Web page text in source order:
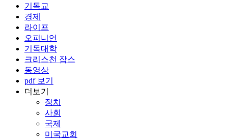
기독교
경제
라이프
오피니언
기독대학
크리스천 잡스
동영상
pdf 보기
더보기
정치
사회
국제
미국교회